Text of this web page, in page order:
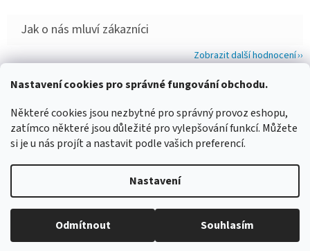
Nastavení cookies pro správné fungování obchodu.
Některé cookies jsou nezbytné pro správný provoz eshopu,
zatímco některé jsou důležité pro vylepšování funkcí. Můžete
si je u nás projít a nastavit podle vašich preferencí.
Nastavení
Odmítnout Souhlasím
Zobrazit další hodnocení
Copyright 2026www.maskovanivprirode.cz. Všechna práva
vyhrazena.
Upravit nastavení cookies